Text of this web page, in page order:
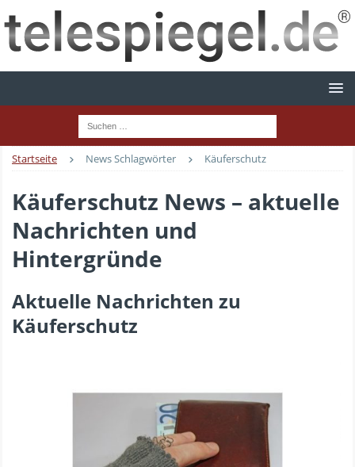
Startseite News Schlagwörter Käuferschutz
Käuferschutz News – aktuelle
Nachrichten und
Hintergründe
Aktuelle Nachrichten zu
Käuferschutz